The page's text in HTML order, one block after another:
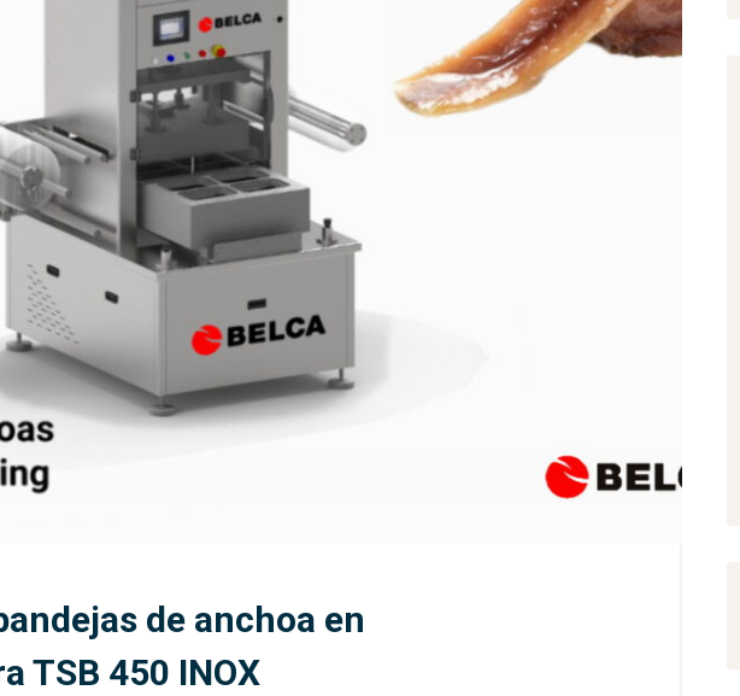
de anchoa en
TSB 450 INOX